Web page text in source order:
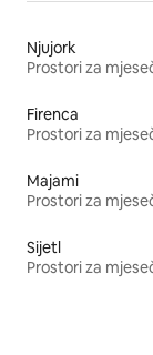
Njujork
Prostori za
Firenca
Prostori za
Majami
Prostori za
Sijetl
Prostori za